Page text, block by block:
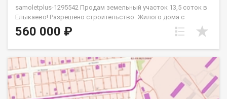
samoletplus-1295542 Продам земельный участок 13,5 соток в
Елыкаево! Разрешено строительство: Жилого дома с
возможностью постоянной регистрации Бани Хозяйственных
построек Местоположение Правый берег реки Томь:
Тихая экологичная зона вдали от городского шума Пешая
доступность к берегу и лесному массиву Дорога
круглогодичного использования Транспорт 30 минут до
города на автомобиле Остановка общественного транспорта
в шаговой доступности Строительство Проверенные
560 000 ₽